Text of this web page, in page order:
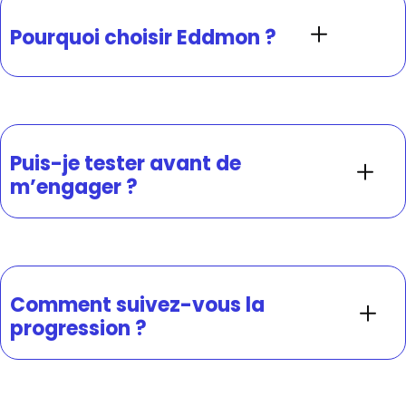
Pourquoi choisir Eddmon ?
Puis-je tester avant de
m’engager ?
Comment suivez-vous la
progression ?